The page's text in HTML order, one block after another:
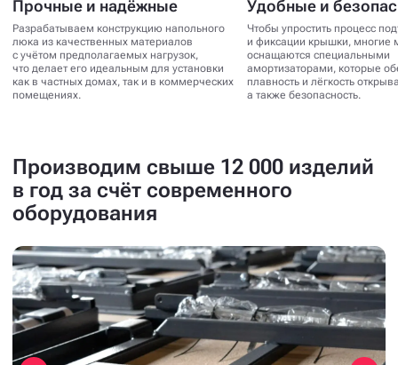
Прочные и надёжные
Разрабатываем конструкцию напольного
люка из качественных материалов
с учётом предполагаемых нагрузок,
что делает его идеальным для установки
как в частных домах, так и в коммерческих
помещениях.
Удобные и
Чтобы упростить процесс
и фиксации крышки, многие
оснащаются специальными
амортизаторами, которые
плавность и лёгкость
а также безопасность.
Производим свыше 12 000 изделий
в год за счёт современного
оборудования